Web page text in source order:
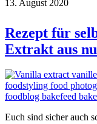
13. August 2020
Rezept für
Extrakt aus
Euch sind sicher auch